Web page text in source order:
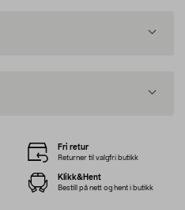
Fri retur
Returner til valgfri butikk
Klikk&Hent
Bestill på nett og hent i butikk